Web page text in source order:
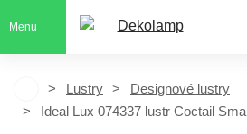
Menu
Lustry
Designové lustry
Ideal Lux 074337 lustr Coctail